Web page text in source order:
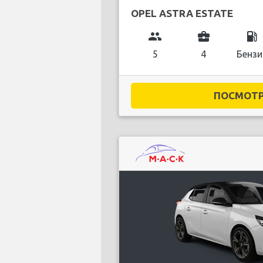
OPEL ASTRA ESTATE
group
5
business_center
4
local_gas_station